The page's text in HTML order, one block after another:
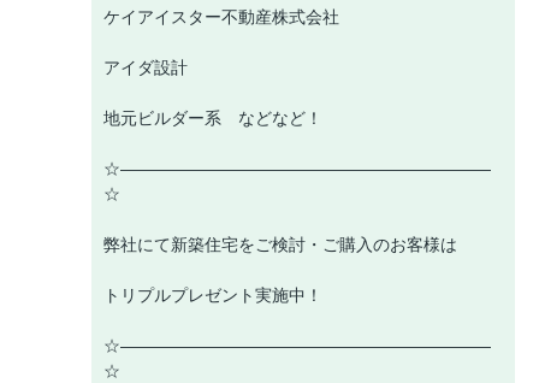
ケイアイスター不動産株式会社
アイダ設計
地元ビルダー系 などなど！
☆――――――――――――――――――――――
☆
弊社にて新築住宅をご検討・ご購入のお客様は
トリプルプレゼント実施中！
☆――――――――――――――――――――――
☆